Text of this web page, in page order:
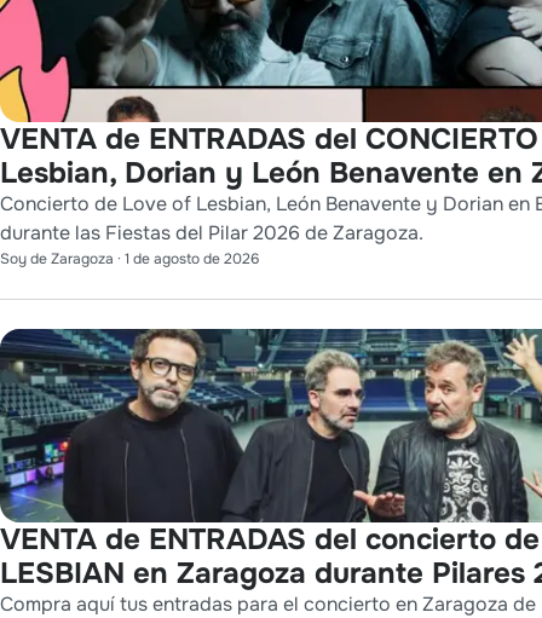
VENTA de ENTRADAS del
Lesbian, Dorian y León Benavente en
Concierto de Love of Lesbian, León Benavente y Dorian en
durante las Fiestas del Pilar 2026 de Zaragoza.
Soy de Zaragoza · 1 de agosto de 2026
VENTA de ENTRADAS del concierto
LESBIAN en Zaragoza durante Pilares
Compra aquí tus entradas para el concierto en Zaragoza